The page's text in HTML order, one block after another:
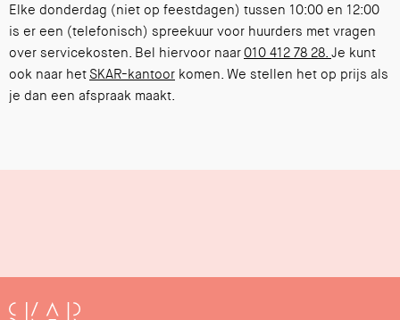
Elke donderdag (niet op feestdagen) tussen 10:00 en 12:00
is er een (telefonisch) spreekuur voor huurders met vragen
over servicekosten. Bel hiervoor naar010 412 78 28. Je kunt
ook naar het SKAR-kantoor komen. We stellen het op prijs als
je dan een afspraak maakt.
SKAR